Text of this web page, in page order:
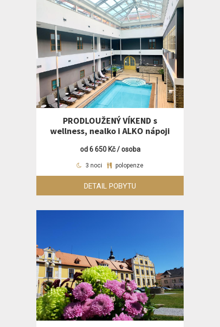
PRODLOUŽENÝ VÍKEND s
wellness, nealko i ALKO nápoji
od 6 650 Kč / osoba
3 noci polopenze
DETAIL POBYTU